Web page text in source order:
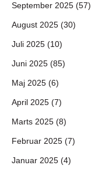
September 2025 (57)
August 2025 (30)
Juli 2025 (10)
Juni 2025 (85)
Maj 2025 (6)
April 2025 (7)
Marts 2025 (8)
Februar 2025 (7)
Januar 2025 (4)